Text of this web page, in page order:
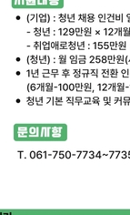
현업에서 바로 쓰는 "하네스 엔지니어링" 실습 교육